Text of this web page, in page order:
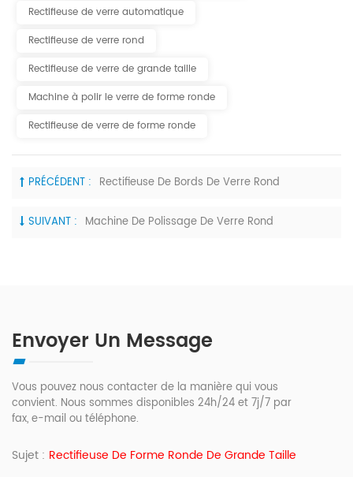
Rectifieuse de verre automatique
Rectifieuse de verre rond
Rectifieuse de verre de grande taille
Machine à polir le verre de forme ronde
Rectifieuse de verre de forme ronde
PRÉCÉDENT : Rectifieuse De Bords De Verre Rond
SUIVANT : Machine De Polissage De Verre Rond
Envoyer Un Message
Vous pouvez nous contacter de la manière qui vous
convient. Nous sommes disponibles 24h/24 et 7j/7 par
fax, e-mail ou téléphone.
Sujet : Rectifieuse De Forme Ronde De Grande Taille